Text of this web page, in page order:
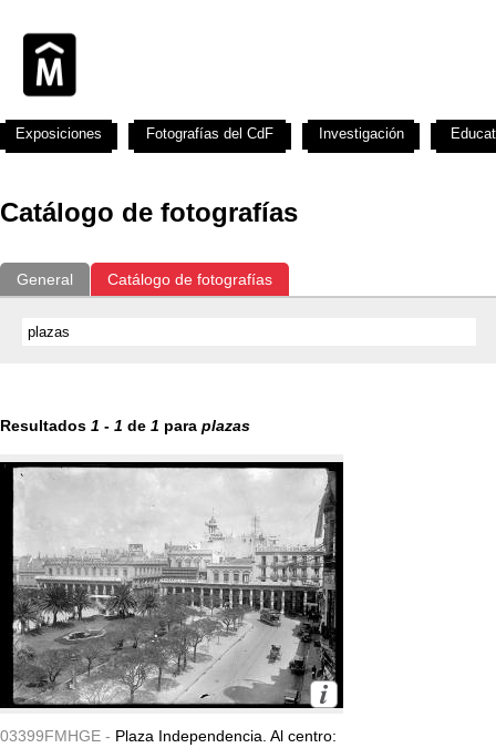
Catálogo de fotografías
General Catálogo de fotografías
Resultados 1 - 1 de 1 para plazas
03399FMHGE - Plaza Independencia. Al centro:
Exposiciones Fotografías del CdF Investigación